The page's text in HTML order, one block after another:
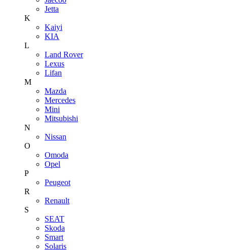
Jetta
K
Kaiyi
KIA
L
Land Rover
Lexus
Lifan
M
Mazda
Mercedes
Mini
Mitsubishi
N
Nissan
O
Omoda
Opel
P
Peugeot
R
Renault
S
SEAT
Skoda
Smart
Solaris